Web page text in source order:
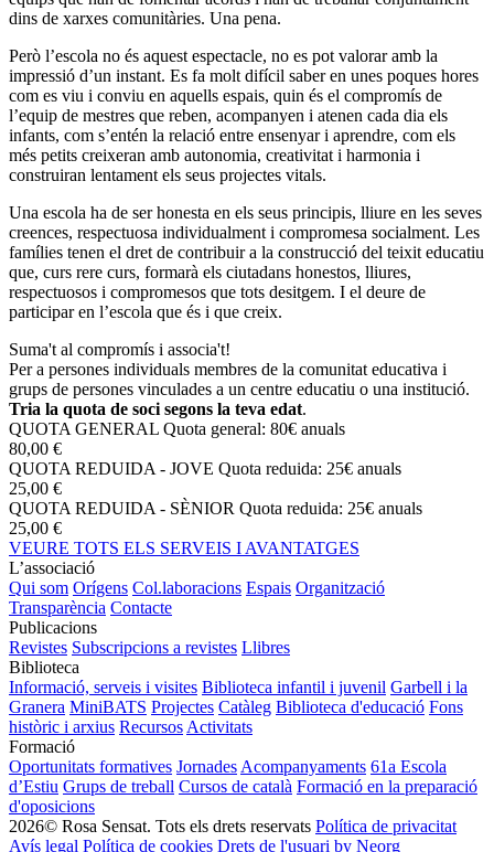
dins de xarxes comunitàries. Una pena.
Però l’escola no és aquest espectacle, no es pot valorar amb la
impressió d’un instant. Es fa molt difícil saber en unes poques hores
com es viu i conviu en aquells espais, quin és el compromís de
l’equip de mestres que reben, acompanyen i atenen cada dia els
infants, com s’entén la relació entre ensenyar i aprendre, com els
més petits creixeran amb autonomia, creativitat i harmonia i
construiran lentament els seus projectes vitals.
Una escola ha de ser honesta en els seus principis, lliure en les seves
creences, respectuosa individualment i compromesa socialment. Les
famílies tenen el dret de contribuir a la construcció del teixit educatiu
que, curs rere curs, formarà els ciutadans honestos, lliures,
respectuosos i compromesos que tots desitgem. I el deure de
participar en l’escola que és i que creix.
Suma't al compromís i associa't!
Per a persones individuals membres de la comunitat educativa i
grups de persones vinculades a un centre educatiu o una institució.
Tria la quota de soci segons la teva edat.
QUOTA GENERAL Quota general: 80€ anuals
80,00 €
QUOTA REDUIDA - JOVE Quota reduida: 25€ anuals
25,00 €
QUOTA REDUIDA - SÈNIOR Quota reduida: 25€ anuals
25,00 €
VEURE TOTS ELS SERVEIS I AVANTATGES
L’associació
Qui som Orígens Col.laboracions Espais Organització
Transparència Contacte
Publicacions
Revistes Subscripcions a revistes Llibres
Biblioteca
Informació, serveis i visites Biblioteca infantil i juvenil Garbell i la
Granera MiniBATS Projectes Catàleg Biblioteca d'educació Fons
històric i arxius Recursos Activitats
Formació
Oportunitats formatives Jornades Acompanyaments 61a Escola
d’Estiu Grups de treball Cursos de català Formació en la preparació
d'oposicions
2026© Rosa Sensat. Tots els drets reservats Política de privacitat
Avís legal Política de cookies Drets de l'usuari by Neorg